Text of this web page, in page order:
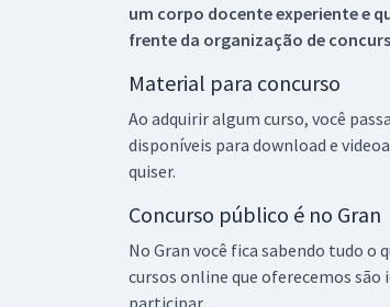
um corpo docente experiente e
frente da organização de
Material para concurso
Ao adquirir algum curso, você
disponíveis para download e
quiser.
Concurso público é no Gran
No Gran você fica sabendo tudo o
cursos online que oferecemos são
participar.